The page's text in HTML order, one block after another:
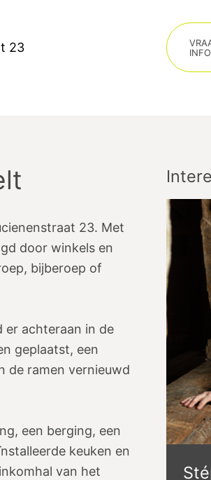
23
INFO
23. Met
door winkels en
bijberoep of
er achteraan in de
geplaatst, een
de ramen vernieuwd
een berging, een
keuken en
van het